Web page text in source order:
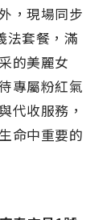
，現場同步
法套餐，滿
的美麗女
專屬粉紅氣
代收服務，
命中重要的